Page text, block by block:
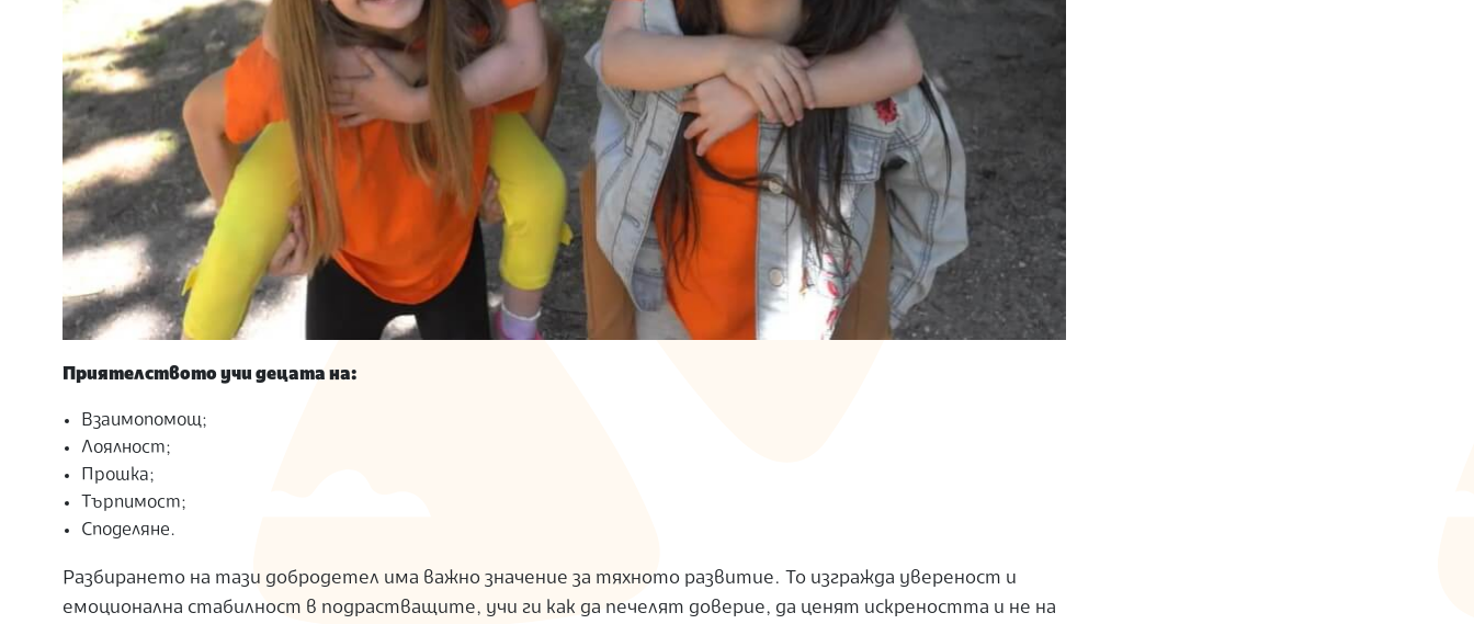
Приятелството учи децата на:
Взаимопомощ;
Лоялност;
Прошка;
Търпимост;
Споделяне.
Разбирането на тази добродетел има важно значение за тяхното развитие. То изгражда увереност и
емоционална стабилност в подрастващите, учи ги как да печелят доверие, да ценят искреността и не на